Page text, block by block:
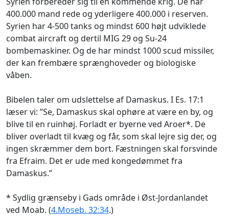
400.000 mand rede og yderligere 400.000 i reserven.
Syrien har 4-500 tanks og mindst 600 højt udviklede
combat aircraft og dertil MIG 29 og Su-24
bombemaskiner. Og de har mindst 1000 scud missiler,
der kan frembære sprænghoveder og biologiske
våben.
Bibelen taler om udslettelse af Damaskus. I Es. 17:1
læser vi: ”Se, Damaskus skal ophøre at være en by, og
blive til en ruinhøj. Forladt er byerne ved Aroer*. De
bliver overladt til kvæg og får, som skal lejre sig der, og
ingen skræmmer dem bort. Fæstningen skal forsvinde
fra Efraim. Det er ude med kongedømmet fra
Damaskus.”
* Sydlig grænseby i Gads område i Øst-Jordanlandet
ved Moab. (4.Moseb. 32:34.)